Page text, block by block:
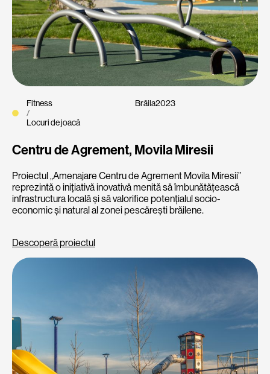
Fitness
/
Locuri de joacă
Brăila2023
Centru de Agrement, Movila Miresii
Proiectul „Amenajare Centru de Agrement Movila Miresii”
reprezintă o inițiativă inovativă menită să îmbunătățească
infrastructura locală și să valorifice potențialul socio-
economic și natural al zonei pescărești brăilene.
Descoperă proiectul